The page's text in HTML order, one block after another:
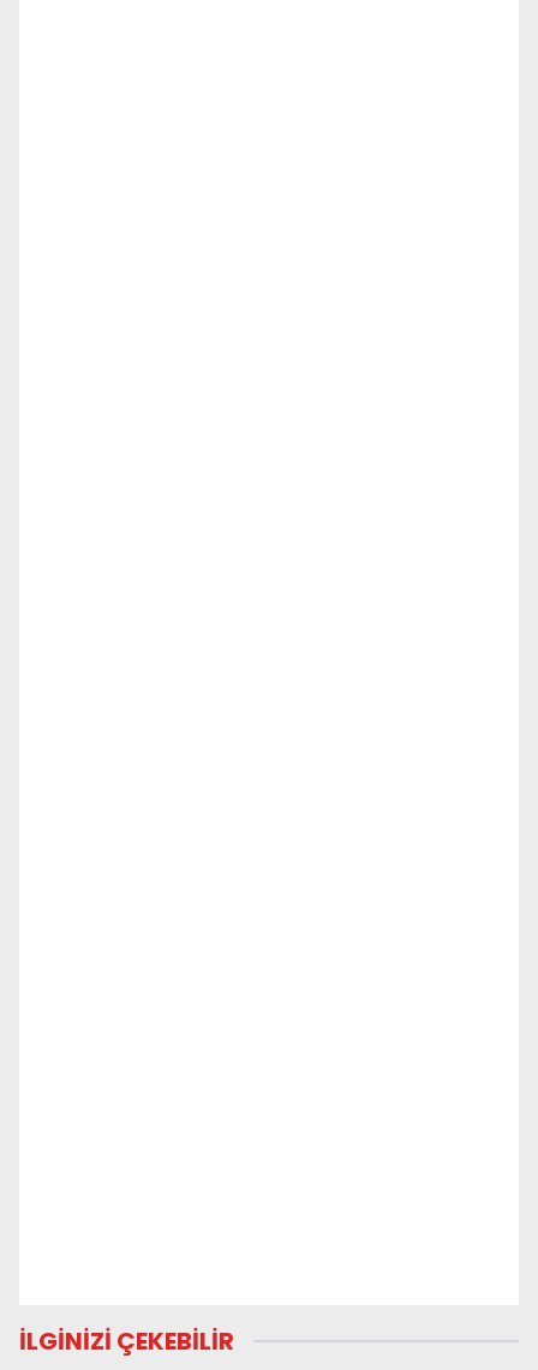
İLGİNİZİ ÇEKEBİLİR